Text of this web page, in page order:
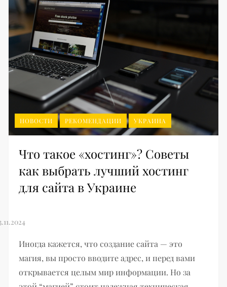
НОВОСТИ РЕКОМЕНДАЦИИ УКРАИНА
Что такое «хостинг»? Советы
как выбрать лучший хостинг
для сайта в Украине
Иногда кажется, что создание сайта — это
магия, вы просто вводите адрес, и перед вами
открывается целым мир информации. Но за